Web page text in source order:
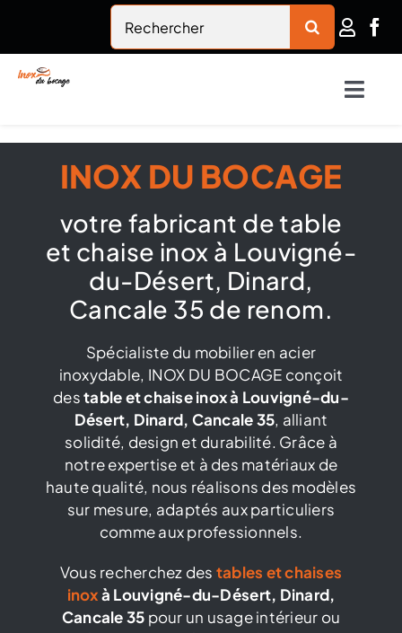
contenu
Rechercher:
Accueil
Nautisme
Habitat
Rambardes en inox
Catalogue
Contact
INOX DU BOCAGE
votre fabricant de table
et chaise inox à Louvigné-
du-Désert, Dinard,
Cancale 35 de renom.
Spécialiste du mobilier en acier
inoxydable, INOX DU BOCAGE conçoit
destable et chaise inox à Louvigné-du-
Désert, Dinard, Cancale 35, alliant
solidité, design et durabilité. Grâce à
notre expertise et à des matériaux de
haute qualité, nous réalisons des modèles
sur mesure, adaptés aux particuliers
comme aux professionnels.
Vous recherchez des tables et chaises
inoxà Louvigné-du-Désert, Dinard,
Cancale 35 pour un usage intérieur ou